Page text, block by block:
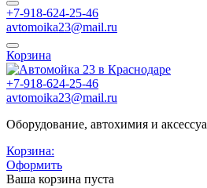
+7-918-624-25-46
avtomoika23@mail.ru
Корзина
+7-918-624-25-46
avtomoika23@mail.ru
Оборудование, автохимия и
Корзина:
Оформить
Ваша корзина пуста